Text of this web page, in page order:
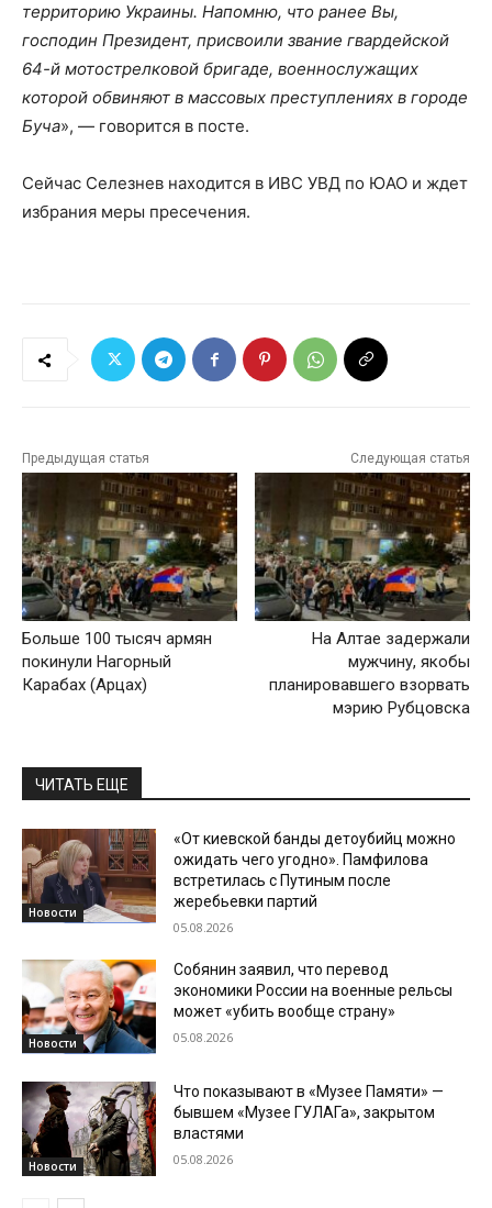
территорию Украины. Напомню, что ранее Вы,
господин Президент, присвоили звание гвардейской
64-й мотострелковой бригаде, военнослужащих
которой обвиняют в массовых преступлениях в городе
Буча», — говорится в посте.
Сейчас Селезнев находится в ИВС УВД по ЮАО и ждет
избрания меры пресечения.
Предыдущая статья
Больше 100 тысяч армян
покинули Нагорный
Карабах (Арцах)
Следующая статья
На Алтае задержали
мужчину, якобы
планировавшего взорвать
мэрию Рубцовска
ЧИТАТЬ ЕЩЕ
Новости
«От киевской банды детоубийц можно
ожидать чего угодно». Памфилова
встретилась с Путиным после
жеребьевки партий
05.08.2026
Новости
Собянин заявил, что перевод
экономики России на военные рельсы
может «убить вообще страну»
05.08.2026
Новости
Что показывают в «Музее Памяти» —
бывшем «Музее ГУЛАГа», закрытом
властями
05.08.2026